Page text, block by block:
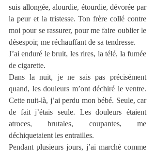
suis allongée, alourdie, étourdie, dévorée par
la peur et la tristesse. Ton frère collé contre
moi pour se rassurer, pour me faire oublier le
désespoir, me réchauffant de sa tendresse.
J’ai enduré le bruit, les rires, la télé, la fumée
de cigarette.
Dans la nuit, je ne sais pas précisément
quand, les douleurs m’ont déchiré le ventre.
Cette nuit-là, j’ai perdu mon bébé. Seule, car
de fait j’étais seule. Les douleurs étaient
atroces, brutales, coupantes, me
déchiquetaient les entrailles.
Pendant plusieurs jours, j’ai marché comme